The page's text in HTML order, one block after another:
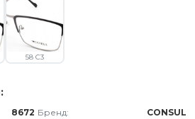
58 C3
8672 Бренд: CONSUL